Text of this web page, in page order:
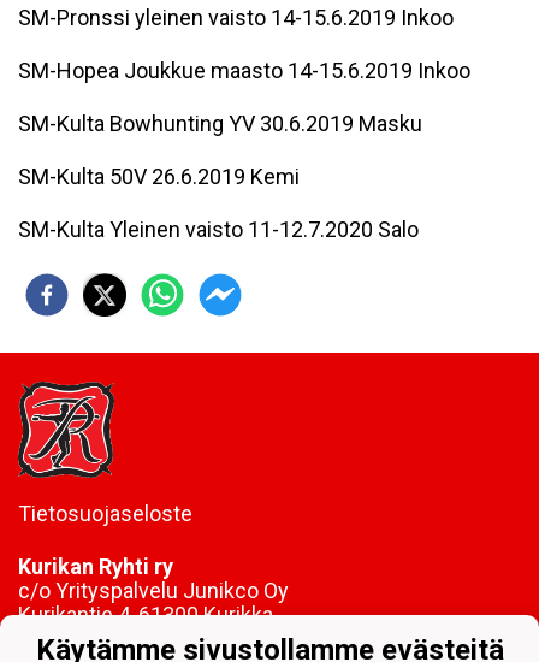
SM-Pronssi yleinen vaisto 14-15.6.2019 Inkoo
SM-Hopea Joukkue maasto 14-15.6.2019 Inkoo
SM-Kulta Bowhunting YV 30.6.2019 Masku
SM-Kulta 50V 26.6.2019 Kemi
SM-Kulta Yleinen vaisto 11-12.7.2020 Salo
Tietosuojaseloste
Kurikan Ryhti ry
c/o Yrityspalvelu Junikco Oy
Kurikantie 4, 61300 Kurikka
Y-tunnus:0209072-4
Käytämme sivustollamme evästeitä